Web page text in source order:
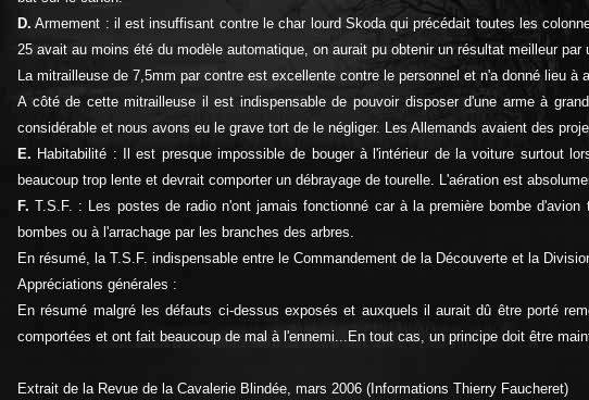
D. Armement : il est insuffisant contre le char lourd Skoda qui précédait toutes les
25 avait au moins été du modèle automatique, on aurait pu obtenir un résultat meilleur par
La mitrailleuse de 7,5mm par contre est excellente contre le personnel et n'a donné lieu
A côté de cette mitrailleuse il est indispensable de pouvoir disposer d'une arme à
considérable et nous avons eu le grave tort de le négliger. Les Allemands avaient des
E. Habitabilité : Il est presque impossible de bouger à l'intérieur de la voiture surtout
beaucoup trop lente et devrait comporter un débrayage de tourelle. L'aération est
F. T.S.F. : Les postes de radio n'ont jamais fonctionné car à la première bombe
bombes ou à l'arrachage par les branches des arbres.
En résumé, la T.S.F. indispensable entre le Commandement de la Découverte et la
Appréciations générales :
En résumé malgré les défauts ci-dessus exposés et auxquels il aurait dû être porté
comportées et ont fait beaucoup de mal à l'ennemi...En tout cas, un principe doit être
Extrait de la Revue de la Cavalerie Blindée, mars 2006 (Informations Thierry Faucheret)